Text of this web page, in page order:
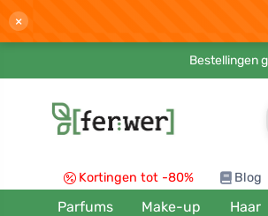
×
Bestellingen
Kortingen tot -80% Blog
Parfums Make-up Haar